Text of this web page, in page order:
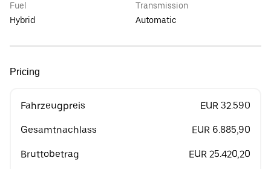
Fuel
Hybrid
Transmission
Automatic
Pricing
Fahrzeugpreis EUR 32.590
Gesamtnachlass EUR 6.885,90
Bruttobetrag EUR 25.420,20